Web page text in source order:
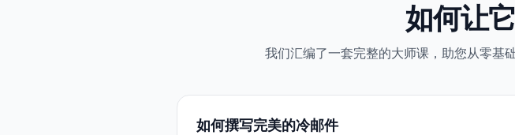
如何让
我们汇编了一套完整的大师课，助您从零基
如何撰写完美的冷邮件